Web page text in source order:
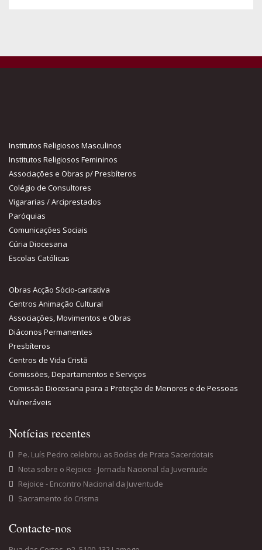
Institutos Religiosos Masculinos
Institutos Religiosos Femininos
Associações e Obras p/ Presbíteros
Colégio de Consultores
Vigararias / Arciprestados
Paróquias
Comunicações Sociais
Cúria Diocesana
Escolas Católicas
Obras Acção Sócio-caritativa
Centros Animação Cultural
Associações, Movimentos e Obras
Diáconos Permanentes
Presbíteros
Centros de Vida Cristã
Comissões, Departamentos e Serviços
Comissão Diocesana para a Proteção de Menores e de Pessoas
Vulneráveis
Notícias recentes
Pe. Luís Pedro celebrou as Bodas de Prata Sacerdotais
Nota sobre o Rejoice - Jornada Nacional da Juventude
Rejoice - Encontro Nacional da Juventude
Sacramento do Crisma
Contacte-nos